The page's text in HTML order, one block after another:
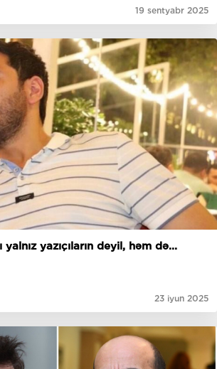
19 sentyabr 2025
yazıçıların deyil, həm də...
23 iyun 2025